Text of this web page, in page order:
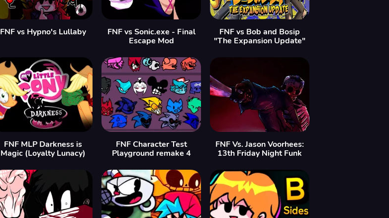
FNF vs Hypno's Lullaby
FNF vs Sonic.exe - Final
Escape Mod
FNF vs Bob and Bosip
"The Expansion Update"
FNF MLP Darkness is
Magic (Loyalty Lunacy)
FNF Character Test
Playground remake 4
FNF Vs. Jason Voorhees:
13th Friday Night Funk